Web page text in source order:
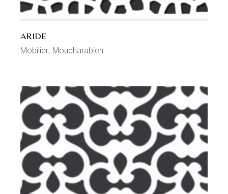
ARIDE
Mobilier Moucharabieh